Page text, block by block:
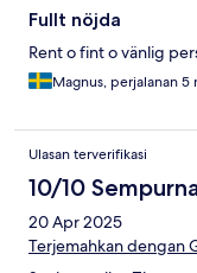
Fullt nöjda
Rent o fint o vänlig
Magnus, perjalanan 5
Ulasan terverifikasi
10/10
20 Apr 2025
Terjemahkan dengan